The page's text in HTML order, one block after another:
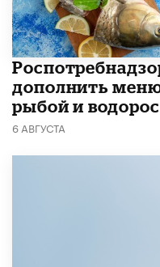
дополнить
рыбой и
6 АВГУСТА